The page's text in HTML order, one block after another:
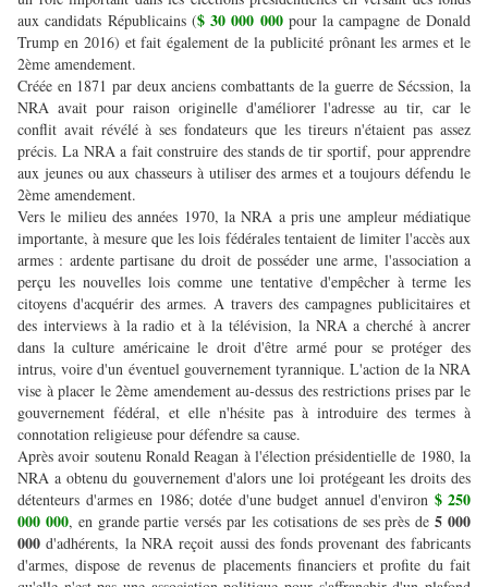
aux candidats Républicains ($ 30 000 000pour la campagne de Donald
Trump en 2016) et fait également de la publicité prônant les armes et le
2ème amendement.
Créée en 1871 par deux anciens combattants de la guerre de Sécssion, la
NRA avait pour raison originelle d'améliorer l'adresse au tir, car le
conflit avait révélé à ses fondateurs que les tireurs n'étaient pas assez
précis. La NRA a fait construire des stands de tir sportif, pour apprendre
aux jeunes ou aux chasseurs à utiliser des armes et a toujours défendu le
2ème amendement.
Vers le milieu des années 1970, la NRA a pris une ampleur médiatique
importante, à mesure que les lois fédérales tentaient de limiter l'accès aux
armes : ardente partisane du droit de posséder une arme, l'association a
perçu les nouvelles lois comme une tentative d'empêcher à terme les
citoyens d'acquérir des armes. A travers des campagnes publicitaires et
des interviews à la radio et à la télévision, la NRA a cherché à ancrer
dans la culture américaine le droit d'être armé pour se protéger des
intrus, voire d'un éventuel gouvernement tyrannique. L'action de la NRA
vise à placer le 2ème amendement au-dessus des restrictions prises par le
gouvernement fédéral, et elle n'hésite pas à introduire des termes à
connotation religieuse pour défendre sa cause.
Après avoir soutenu Ronald Reagan à l'élection présidentielle de 1980, la
NRA a obtenu du gouvernement d'alors une loi protégeant les droits des
détenteurs d'armes en 1986; dotée d'une budget annuel d'environ $ 250
000 000, en grande partie versés par les cotisations de ses près de5 000
000 d'adhérents, la NRA reçoit aussi des fonds provenant des fabricants
d'armes, dispose de revenus de placements financiers et profite du fait